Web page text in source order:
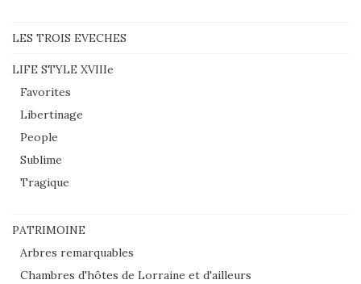
LES TROIS EVECHES
LIFE STYLE XVIIIe
Favorites
Libertinage
People
Sublime
Tragique
PATRIMOINE
Arbres remarquables
Chambres d'hôtes de Lorraine et d'ailleurs